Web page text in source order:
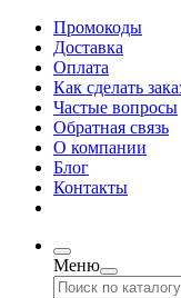
Промокоды
Доставка
Оплата
Как сделать
Частые вопросы
Обратная связь
О компании
Блог
Контакты
Меню